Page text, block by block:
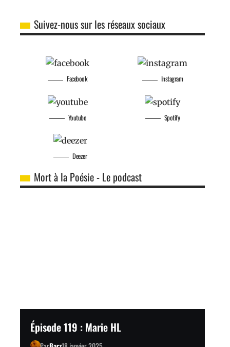
Suivez-nous sur les réseaux sociaux
Facebook
Youtube
Instagram
Spotify
Deezer
Mort à la Poésie - Le podcast
Épisode 119 : Marie HL